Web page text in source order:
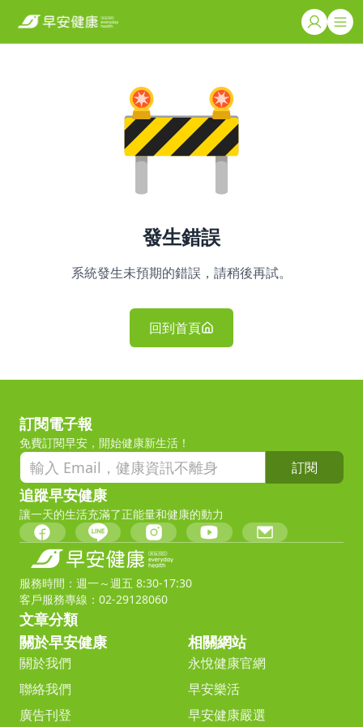
發生錯誤
系統發生未預期的錯誤，請稍後再試。
回到首頁
訂閱電子報
免費訂閱早安，開始健康新生活！
訂閱
追蹤早安健康
讓一天的生活充滿了正能量和健康的動力
服務時間：週一～週五 8:30-17:30
客戶服務專線：02-29128060
文章分類
關於早安健康
關於我們
聯絡我們
廣告刊登
相關網站
永悅健康官網
早安樂活
早安健康嚴選